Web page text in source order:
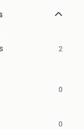
2
0
0